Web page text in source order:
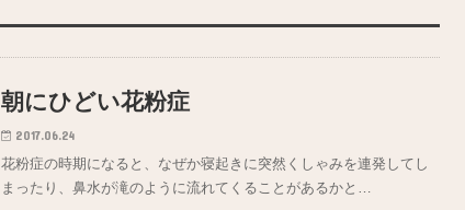
朝にひどい花粉症
2017.06.24
花粉症の時期になると、なぜか寝起きに突然くしゃみを連発してし
まったり、鼻水が滝のように流れてくることがあるかと…